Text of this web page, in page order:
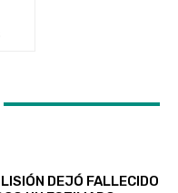
DEJÓ FALLECIDO